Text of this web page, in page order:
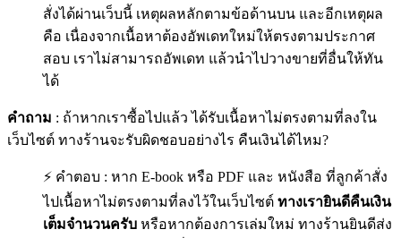
สั่งได้ผ่านเว็บนี้ เหตุผลหลักตามข้อด้านบน และอีกเหตุผล
คือ เนื่องจากเนื้อหาต้องอัพเดทใหม่ให้ตรงตามประกาศ
สอบ เราไม่สามารถอัพเดท แล้วนำไปวางขายที่อื่นให้ทัน
ได้
คำถาม : ถ้าหากเราซื้อไปแล้ว ได้รับเนื้อหาไม่ตรงตามที่ลงใน
เว็บไซต์ ทางร้านจะรับผิดชอบอย่างไร คืนเงินได้ไหม?
⚡ คำตอบ : หาก E-book หรือ PDF และ หนังสือ ที่ลูกค้าสั่ง
ไปเนื้อหาไม่ตรงตามที่ลงไว้ในเว็บไซต์ ทางเรายินดีคืนเงิน
เต็มจำนวนครับ หรือหากต้องการเล่มใหม่ ทางร้านยินดีส่ง